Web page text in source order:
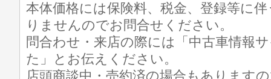
本体価格には保険料、税金、登録等に
りませんのでお問合せください。
問合わせ・来店の際には「中古車情報
た」とお伝えください。
店頭商談中・売約済の場合もあります